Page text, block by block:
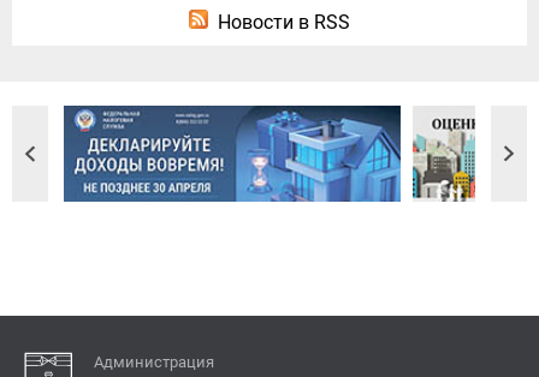
Новости в RSS
Администрация